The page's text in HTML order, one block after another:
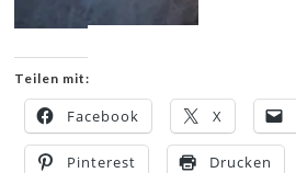
Teilen mit:
Facebook X
Pinterest Drucken